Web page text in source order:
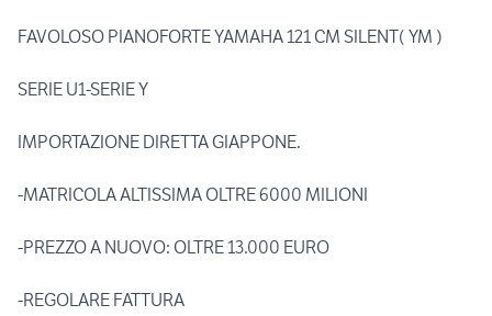
FAVOLOSO PIANOFORTE YAMAHA 121 CM SILENT( YM )
SERIE U1-SERIE Y
IMPORTAZIONE DIRETTA GIAPPONE.
-MATRICOLA ALTISSIMA OLTRE 6000 MILIONI
-PREZZO A NUOVO: OLTRE 13.000 EURO
-REGOLARE FATTURA